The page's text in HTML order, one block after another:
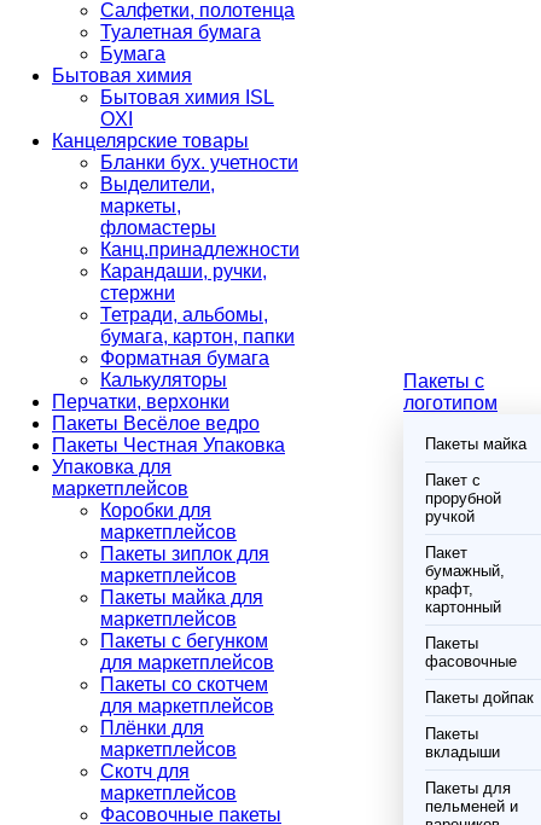
Салфетки, полотенца
Туалетная бумага
Бумага
Бытовая химия
Бытовая химия ISL
OXI
Канцелярские товары
Бланки бух. учетности
Выделители,
маркеты,
фломастеры
Канц.принадлежности
Карандаши, ручки,
стержни
Тетради, альбомы,
бумага, картон, папки
Форматная бумага
Калькуляторы
Перчатки, верхонки
Пакеты Весёлое ведро
Пакеты Честная Упаковка
Упаковка для
маркетплейсов
Коробки для
маркетплейсов
Пакеты зиплок для
маркетплейсов
Пакеты майка для
маркетплейсов
Пакеты с бегунком
для маркетплейсов
Пакеты со скотчем
для маркетплейсов
Плёнки для
маркетплейсов
Скотч для
маркетплейсов
Фасовочные пакеты
Пакеты с
логотипом
Пакеты майка
Пакет с
прорубной
ручкой
Пакет
бумажный,
крафт,
картонный
Пакеты
фасовочные
Пакеты дойпак
Пакеты
вкладыши
Пакеты для
пельменей и